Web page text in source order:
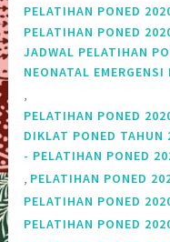
PELATIHAN PONED
PELATIHAN PONED
JADWAL PELATIHAN
NEONATAL
,
PELATIHAN PONED
DIKLAT PONED TAHUN
- PELATIHAN PONED
, PELATIHAN PONED
PELATIHAN PONED
PELATIHAN PONED